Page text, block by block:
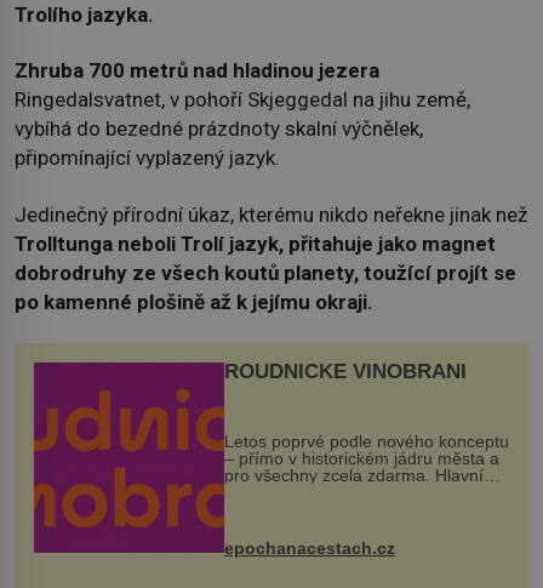
Trolího jazyka.
Zhruba 700 metrů nad hladinou jezera
Ringedalsvatnet, v pohoří Skjeggedal na jihu země,
vybíhá do bezedné prázdnoty skalní výčnělek,
připomínající vyplazený jazyk.
Jedinečný přírodní úkaz, kterému nikdo neřekne jinak než
Trolltunga neboli Trolí jazyk, přitahuje jako magnet
dobrodruhy ze všech koutů planety, toužící projít se
po kamenné plošině až k jejímu okraji.
ROUDNICKÉ VINOBRANÍ
Letos poprvé podle nového konceptu
– přímo v historickém jádru města a
pro všechny zcela zdarma. Hlavní
program se odehraje na Karlově a
mohou těšit na víno, burčák, pes...
epochanacestach.cz